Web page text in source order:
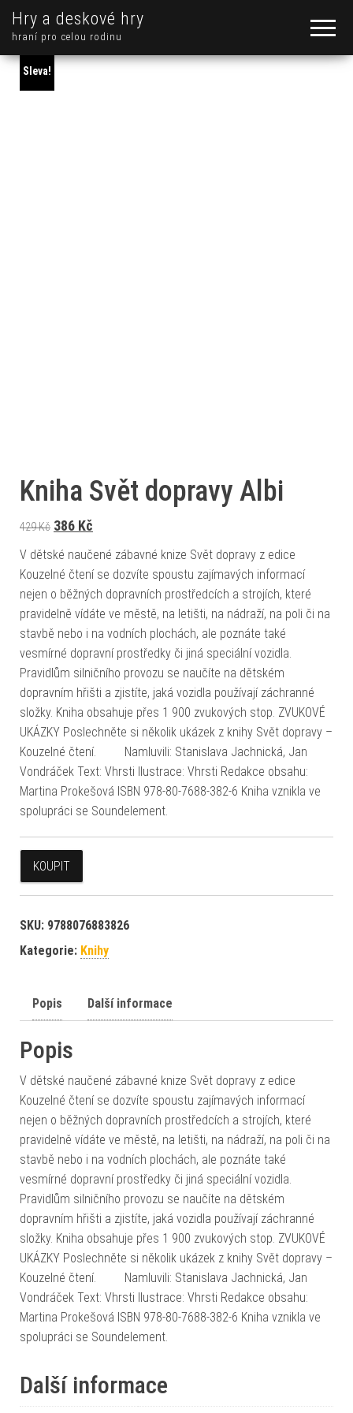
Hry a deskové hry
hraní pro celou rodinu
Sleva!
Kniha Svět dopravy Albi
429Kč Původní cena byla: 429 Kč.
386 Kč
V dětské naučené zábavné knize Svět dopravy z edice
Kouzelné čtení se dozvíte spoustu zajímavých informací
nejen o běžných dopravních prostředcích a strojích, které
pravidelně vídáte ve městě, na letišti, na nádraží, na poli či na
stavbě nebo i na vodních plochách, ale poznáte také
vesmírné dopravní prostředky či jiná speciální vozidla.
Pravidlům silničního provozu se naučíte na dětském
dopravním hřišti a zjistíte, jaká vozidla používají záchranné
složky. Kniha obsahuje přes 1 900 zvukových stop. ZVUKOVÉ
UKÁZKY Poslechněte si několik ukázek z knihy Svět dopravy –
Kouzelné čtení. Namluvili: Stanislava Jachnická, Jan
Vondráček Text: Vhrsti Ilustrace: Vhrsti Redakce obsahu:
Martina Prokešová ISBN 978-80-7688-382-6 Kniha vznikla ve
spolupráci se Soundelement.
KOUPIT
SKU: 9788076883826
Kategorie: Knihy
Popis Další informace
Popis
V dětské naučené zábavné knize Svět dopravy z edice
Kouzelné čtení se dozvíte spoustu zajímavých informací
nejen o běžných dopravních prostředcích a strojích, které
pravidelně vídáte ve městě, na letišti, na nádraží, na poli či na
stavbě nebo i na vodních plochách, ale poznáte také
vesmírné dopravní prostředky či jiná speciální vozidla.
Pravidlům silničního provozu se naučíte na dětském
dopravním hřišti a zjistíte, jaká vozidla používají záchranné
složky. Kniha obsahuje přes 1 900 zvukových stop. ZVUKOVÉ
UKÁZKY Poslechněte si několik ukázek z knihy Svět dopravy –
Kouzelné čtení. Namluvili: Stanislava Jachnická, Jan
Vondráček Text: Vhrsti Ilustrace: Vhrsti Redakce obsahu:
Martina Prokešová ISBN 978-80-7688-382-6 Kniha vznikla ve
spolupráci se Soundelement.
Další informace